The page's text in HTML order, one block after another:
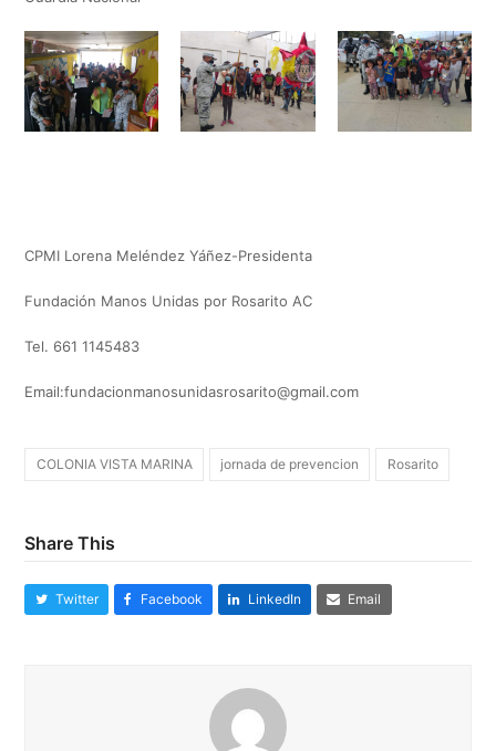
CPMI Lorena Meléndez Yáñez-Presidenta
Fundación Manos Unidas por Rosarito AC
Tel. 661 1145483
Email:fundacionmanosunidasrosarito@gmail.com
COLONIA VISTA MARINA jornada de prevencion Rosarito
Share This
Twitter Facebook LinkedIn Email